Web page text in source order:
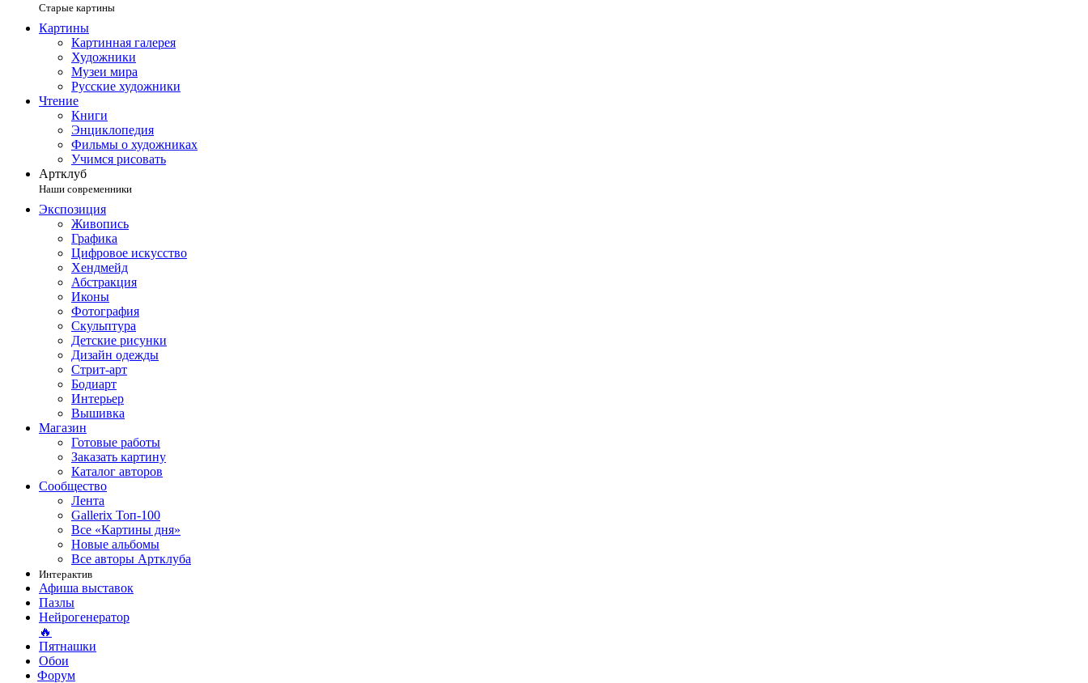
Старые картины
Картины
Картинная галерея
Художники
Музеи мира
Русские художники
Чтение
Книги
Энциклопедия
Фильмы о художниках
Учимся рисовать
Артклуб
Наши современники
Экспозиция
Живопись
Графика
Цифровое искусство
Хендмейд
Абстракция
Иконы
Фотография
Скульптура
Детские рисунки
Дизайн одежды
Стрит-арт
Бодиарт
Интерьер
Вышивка
Магазин
Готовые работы
Заказать картину
Каталог авторов
Сообщество
Лента
Gallerix Топ-100
Все «Картины дня»
Новые альбомы
Все авторы Артклуба
Интерактив
Афиша выставок
Пазлы
Нейрогенератор
🔥
Пятнашки
Обои
Форум